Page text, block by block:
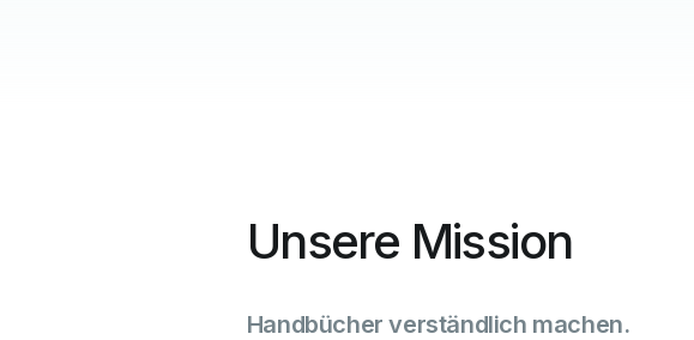
Unsere Mission
Handbücher verständlich machen.